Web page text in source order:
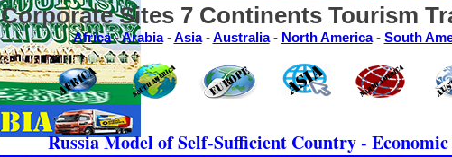
Corporate Sites 7 Continents Tourism
Africa-Arabia-Asia-Australia- North America- South
Russia Model of Self-Sufficient Country - Economic